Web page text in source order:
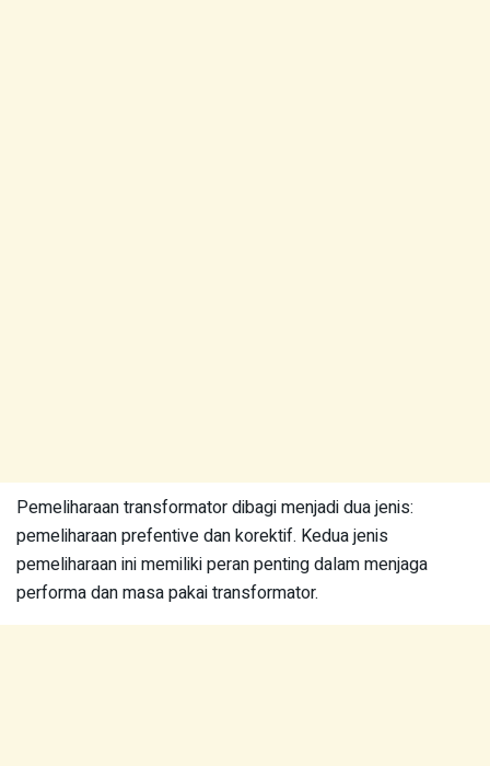
Pemeliharaan transformator dibagi menjadi dua jenis:
pemeliharaan prefentive dan korektif. Kedua jenis
pemeliharaan ini memiliki peran penting dalam menjaga
performa dan masa pakai transformator.